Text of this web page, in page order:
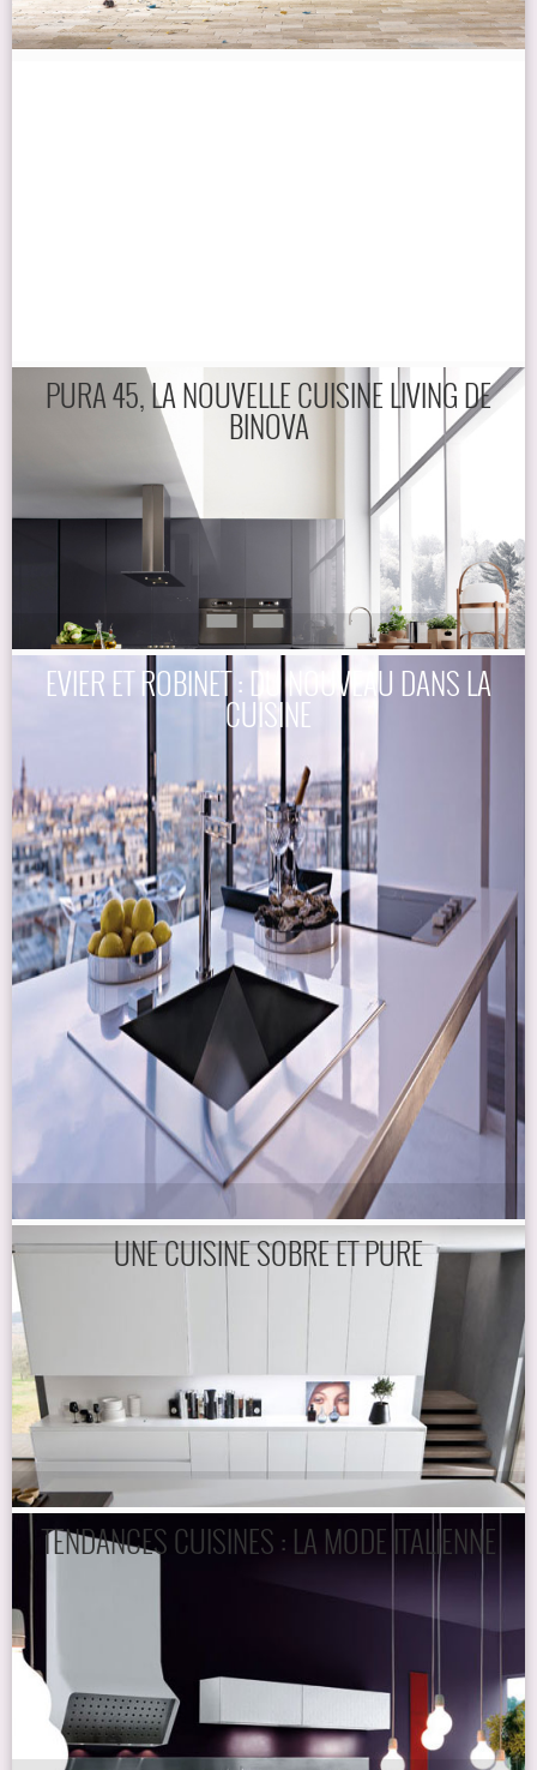
PURA 45, LA NOUVELLE CUISINE LIVING DE
BINOVA
EVIER ET ROBINET : DU NOUVEAU DANS LA
CUISINE
UNE CUISINE SOBRE ET PURE
TENDANCES CUISINES : LA MODE ITALIENNE